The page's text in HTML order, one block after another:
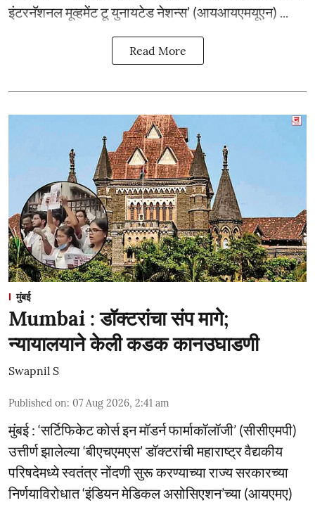
इंटरनॅशनल मूव्हमेंट टू युनायटेड नेशन्स’ (आयआयएमयूएन) ...
Read More
मुंबई
Mumbai : डॉक्टरांचा संप मागे;
न्यायालयाने केली कडक कानउघाडणी
Swapnil S
Published on: 07 Aug 2026, 2:41 am
मुंबई : ‘सर्टिफिकेट कोर्स इन मॉडर्न फार्माकॉलॉजी’ (सीसीएमपी)
उत्तीर्ण झालेल्या ‘बीएचएमएस’ डॉक्टरांची महाराष्ट्र वैद्यकीय
परिषदेमध्ये स्वतंत्र नोंदणी सुरू करण्याच्या राज्य सरकारच्या
निर्णयाविरोधात ‘इंडियन मेडिकल असोसिएशन’च्या (आयएमए)